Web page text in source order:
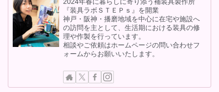
『装具ラボＳＴＥＰｓ』を開業
神戸・阪神・播磨地域を中心に在宅や施設へ
の訪問を主として、生活期における装具の修
理や作製を行っています。
相談やご依頼はホームページの問い合わせフ
ォームからお願いいたします。